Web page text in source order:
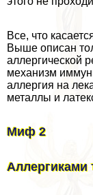
Все, что
Выше описан
аллергической
механизм
аллергия на
металлы и
Миф 2
Аллергиками